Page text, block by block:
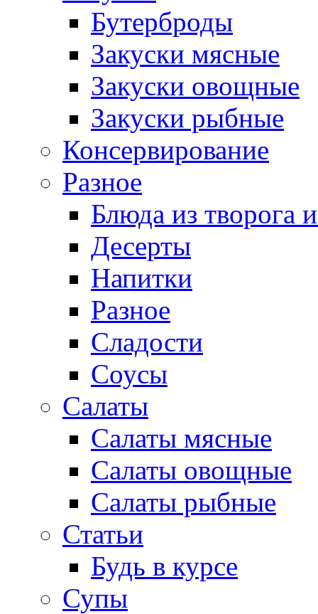
Бутерброды
Закуски мясные
Закуски овощные
Закуски рыбные
Консервирование
Разное
Блюда из творога
Десерты
Напитки
Разное
Сладости
Соусы
Салаты
Салаты мясные
Салаты овощные
Салаты рыбные
Статьи
Будь в курсе
Супы